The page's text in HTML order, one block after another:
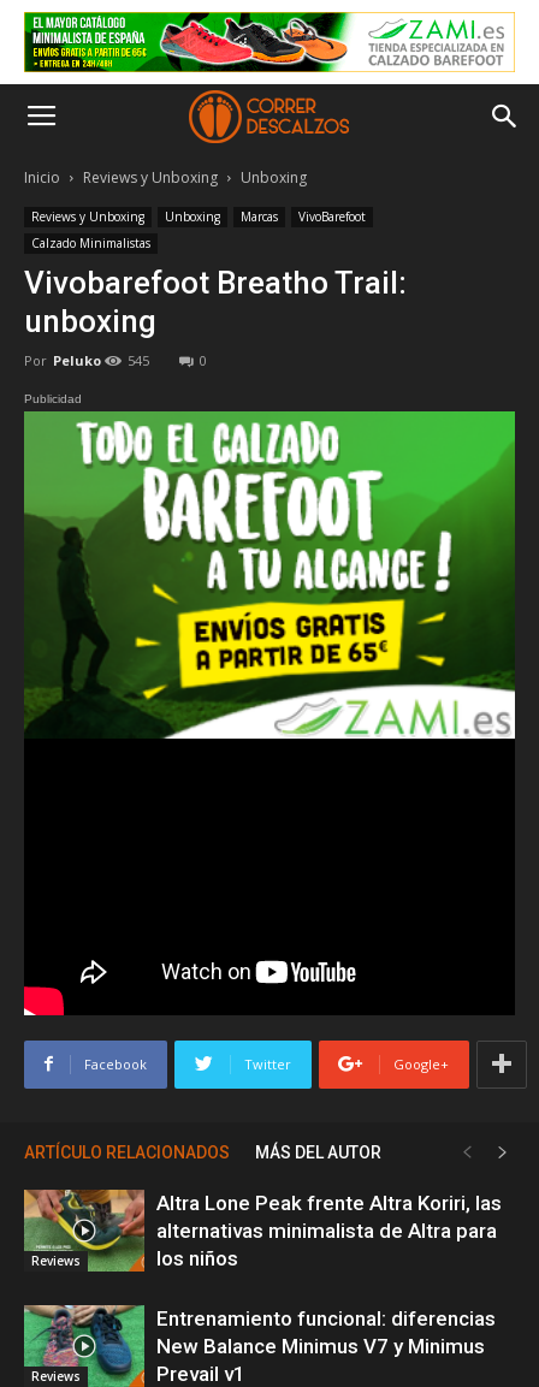
Inicio Reviews y Unboxing Unboxing
Reviews y Unboxing Unboxing Marcas
VivoBarefoot
Calzado Minimalistas
Vivobarefoot Breatho Trail:
unboxing
Por Peluko 545 0
Publicidad
Facebook Twitter Google+
ARTÍCULO RELACIONADOS MÁS DEL AUTOR
Reviews
Altra Lone Peak frente Altra Koriri, las
alternativas minimalista de Altra para
los niños
Reviews
Entrenamiento funcional: diferencias
New Balance Minimus V7 y Minimus
Prevail v1